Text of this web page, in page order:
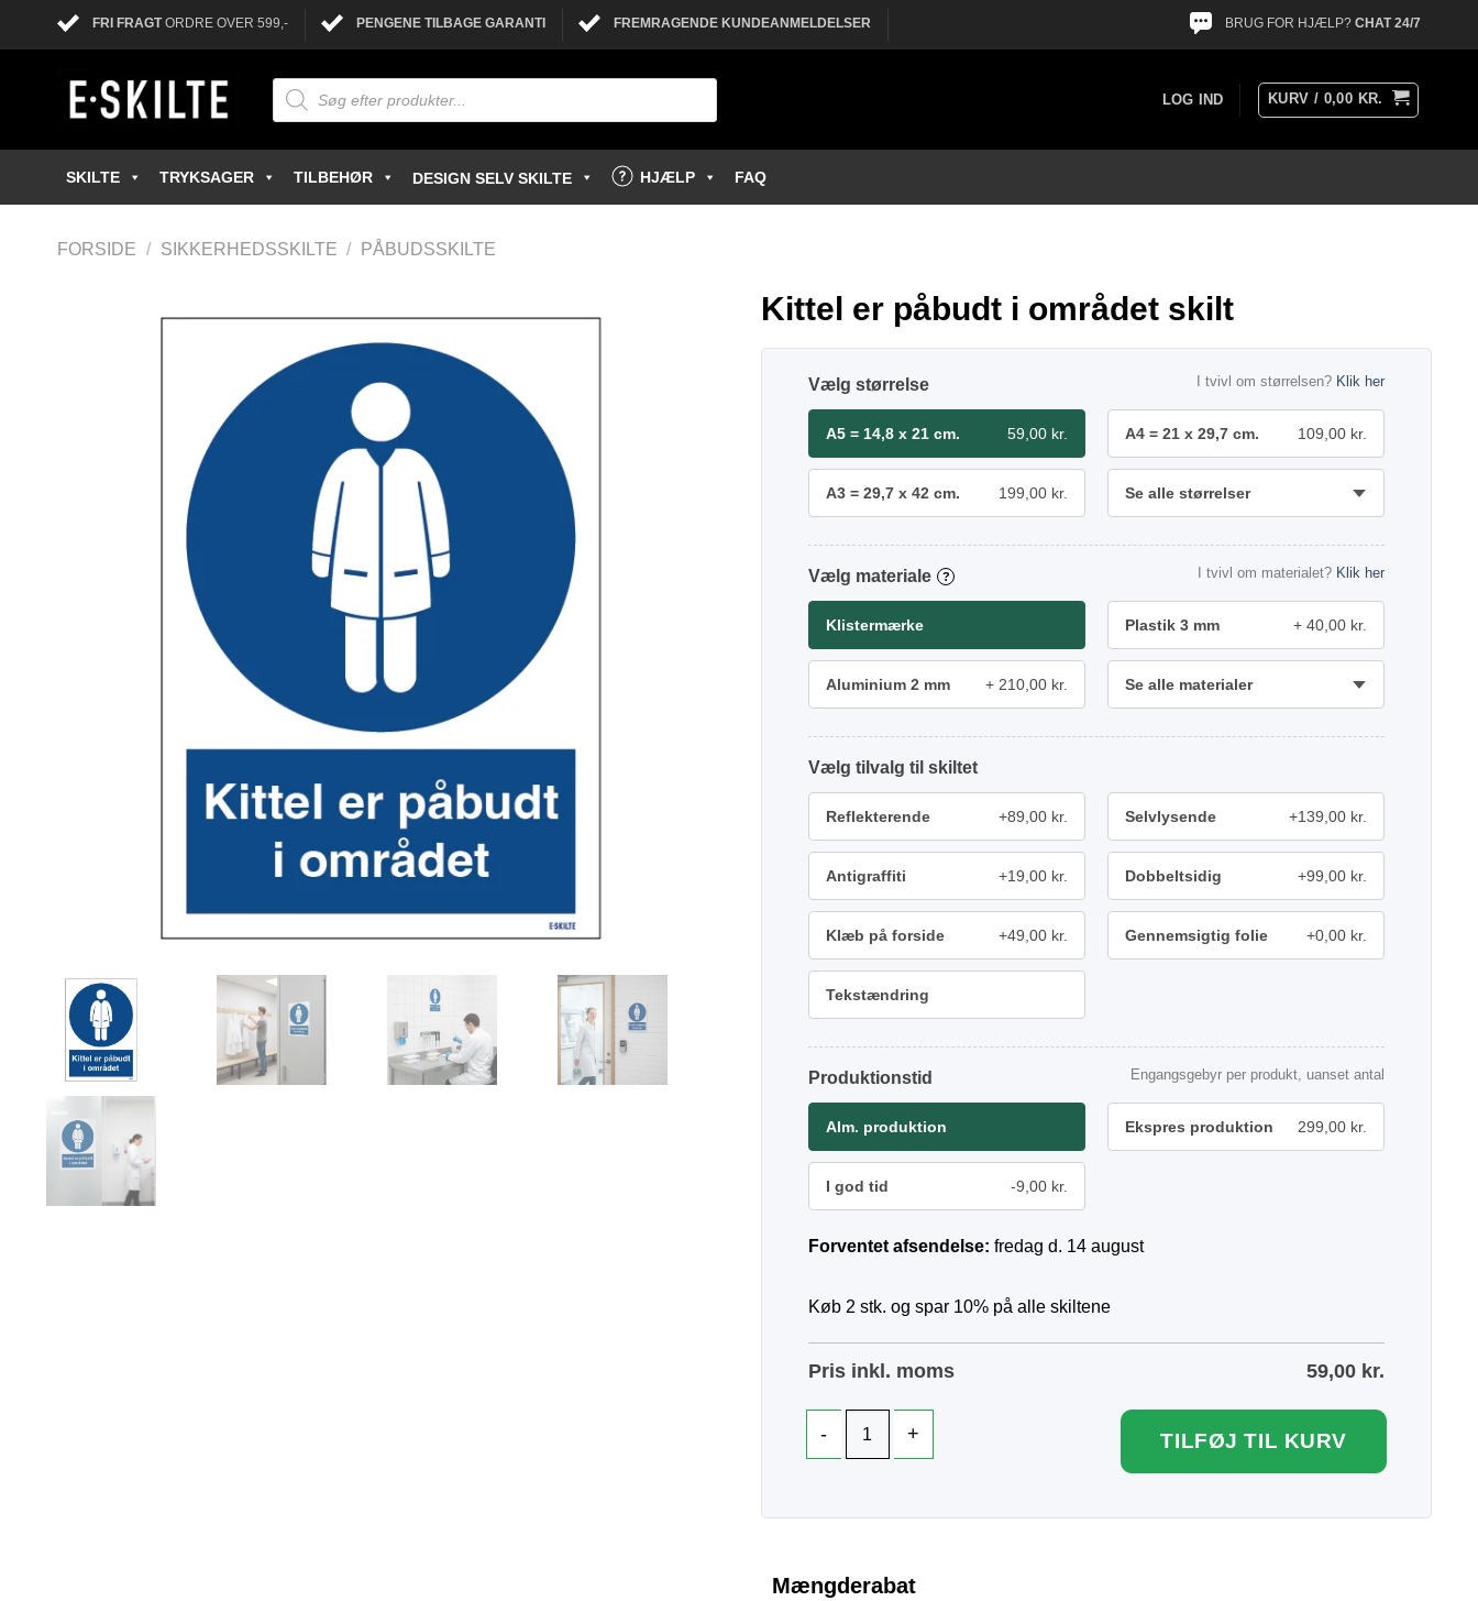
FRI FRAGTORDRE OVER 599,- PENGENE TILBAGE GARANTI FREMRAGENDE KUNDEANMELDELSER BRUG FOR HJÆLP? CHAT 24/7
LOG IND KURV / 0,00 KR.
SKILTE TRYKSAGER TILBEHØR DESIGN SELV SKILTE HJÆLP FAQ
FORSIDE / SIKKERHEDSSKILTE / PÅBUDSSKILTE
Kittel er påbudt i området skilt
størrelse I tvivl om størrelsen? Klik her
A5 = 14,8 x 21 cm. 59,00 kr. A4 = 21 x 29,7 cm. 109,00 kr.
A3 = 29,7 x 42 cm. 199,00 kr. Se alle størrelser
materiale ? I tvivl om materialet? Klik her
Klistermærke Plastik 3 mm 40,00 kr.
Aluminium 2 mm 210,00 kr. Se alle materialer
tilvalg
Reflekterende +89,00 kr. Selvlysende +139,00 kr.
Antigraffiti +19,00 kr. Dobbeltsidig +99,00 kr.
Klæb på forside +49,00 kr. Gennemsigtig folie +0,00 kr.
Tekstændring
Produktionstid Engangsgebyr per produkt, uanset antal
Alm. produktion Ekspres produktion 299,00 kr.
I god tid -9,00 kr.
Forventet afsendelse: fredag d. 14 august
Køb 2 stk. og spar 10% på alle skiltene
Pris inkl. moms 59,00 kr.
TILFØJ TIL KURV
Mængderabat